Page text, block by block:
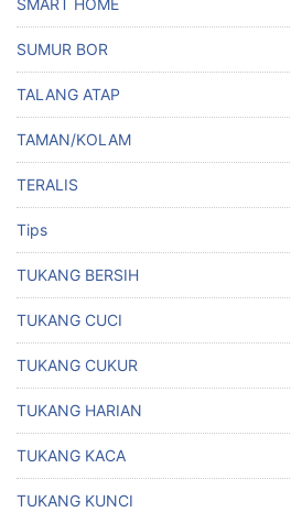
SMART HOME
SUMUR BOR
TALANG ATAP
TAMAN/KOLAM
TERALIS
Tips
TUKANG BERSIH
TUKANG CUCI
TUKANG CUKUR
TUKANG HARIAN
TUKANG KACA
TUKANG KUNCI